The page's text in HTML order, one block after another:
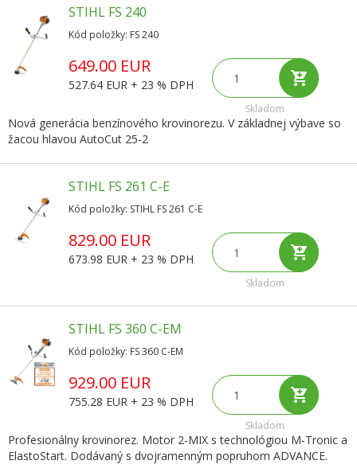
STIHL FS 240
Kód položky: FS 240
649.00 EUR
527.64 EUR + 23 % DPH
Skladom
Nová generácia benzínového krovinorezu. V základnej výbave so
žacou hlavou AutoCut 25-2
STIHL FS 261 C-E
Kód položky: STIHL FS 261 C-E
829.00 EUR
673.98 EUR + 23 % DPH
Skladom
STIHL FS 360 C-EM
Kód položky: FS 360 C-EM
929.00 EUR
755.28 EUR + 23 % DPH
Skladom
Profesionálny krovinorez. Motor 2-MIX s technológiou M-Tronic a
ElastoStart. Dodávaný s dvojramenným popruhom ADVANCE.